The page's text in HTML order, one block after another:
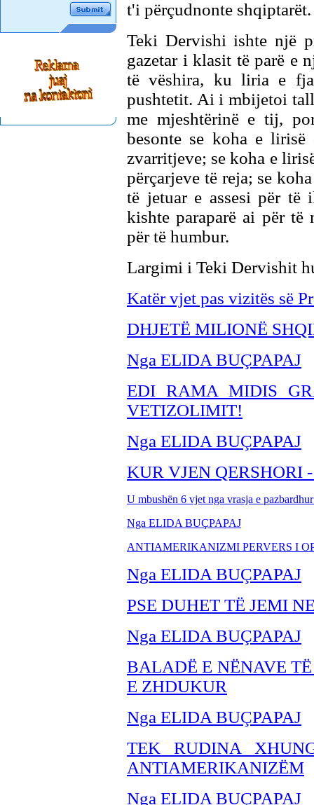
t'i përçudnonte shqiptarët.
Teki Dervishi ishte një
gazetar i klasit të parë e
të vëshira, ku liria e
pushtetit. Ai i mbijetoi
me mjeshtërinë e tij,
besonte se koha e
zvarritjeve; se koha e
përçarjeve të reja; se
të jetuar e assesi për
kishte paraparë ai për të
për të humbur.
Largimi i Teki Dervishit
Katër vjet pas vizitës së
DHJETË MILIONË
Nga ELIDA BUÇPAPAJ
EDI RAMA MIDIS
VETIZOLIMIT!
Nga ELIDA BUÇPAPAJ
KUR VJEN QERSHORI
U mbushën 6 vjet nga vrasja e
Nga ELIDA BUÇPAPAJ
ANTIAMERIKANIZMI PERVERS I
Nga ELIDA BUÇPAPAJ
PSE DUHET TË JEMI
Nga ELIDA BUÇPAPAJ
BALADË E NËNAVE
E ZHDUKUR
Nga ELIDA BUÇPAPAJ
TEK RUDINA
ANTIAMERIKANIZËM
Nga ELIDA BUÇPAPAJ